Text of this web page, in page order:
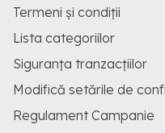
Termeni și condiții
Lista categoriilor
Siguranța tranzacțiilor
Modifică setările de
Regulament Campanie